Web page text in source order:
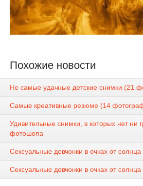
Похожие новости
Не самые удачные детские снимки (21
Самые креативные резюме (14
Удивительные снимки, в которых нет ни
фотошопа
Сексуальные девчонки в очках от солнца
Сексуальные девчонки в очках от солнца